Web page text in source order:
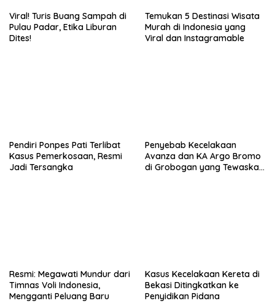
Viral! Turis Buang Sampah di
Pulau Padar, Etika Liburan
Dites!
Temukan 5 Destinasi Wisata
Murah di Indonesia yang
Viral dan Instagramable
Pendiri Ponpes Pati Terlibat
Kasus Pemerkosaan, Resmi
Jadi Tersangka
Penyebab Kecelakaan
Avanza dan KA Argo Bromo
di Grobogan yang Tewaskan
Resmi: Megawati Mundur dari
Timnas Voli Indonesia,
Mengganti Peluang Baru
Kasus Kecelakaan Kereta di
Bekasi Ditingkatkan ke
Penyidikan Pidana